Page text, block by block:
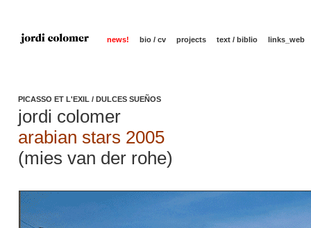
news! bio / cv projects text / biblio links_web
PICASSO ET L'EXIL / DULCES SUEÑOS
jordi colomer
arabian stars 2005
(mies van der rohe)